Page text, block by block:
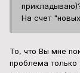
На счет
То, что Вы мне
проблема только